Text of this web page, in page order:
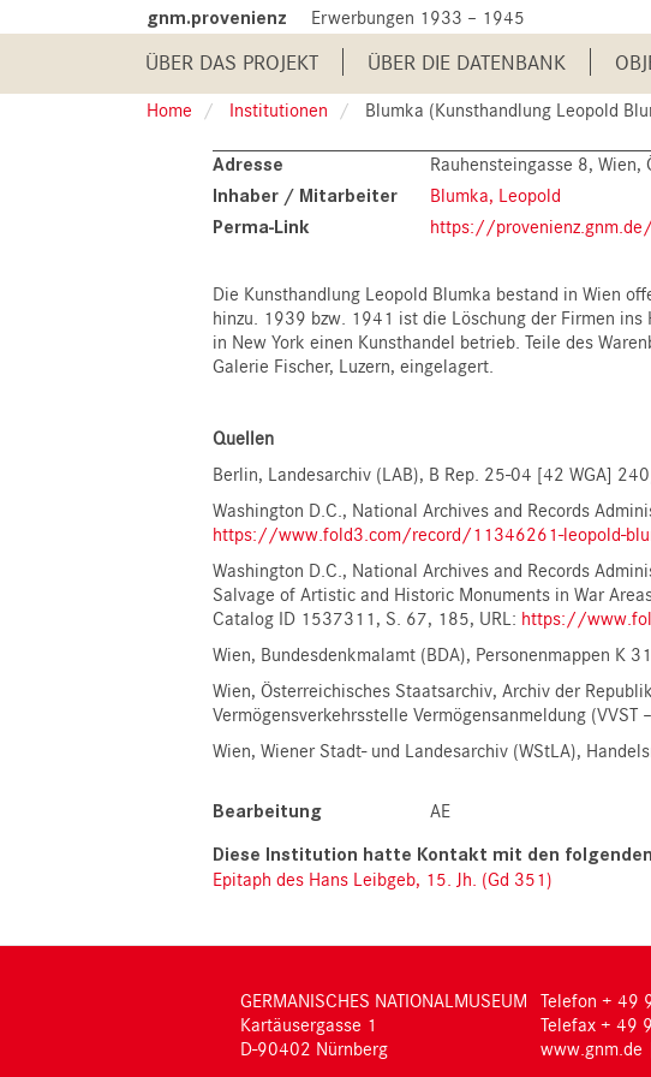
to
gnm.provenienz Erwerbungen 1933 – 1945
Main
navigation
ÜBER DAS PROJEKT ÜBER DIE DATENBANK
Home Institutionen Blumka (Kunsthandlung Leopold
Adresse Rauhensteingasse 8, Wien,
Inhaber / Mitarbeiter Blumka, Leopold
Perma-Link https://
Die Kunsthandlung Leopold Blumka bestand in Wien
hinzu. 1939 bzw. 1941 ist die Löschung der Firmen
in New York einen Kunsthandel betrieb. Teile des
Galerie Fischer, Luzern, eingelagert.
Quellen
Berlin, Landesarchiv (LAB), B Rep. 25-04 [42 WGA]
Washington D.C., National Archives and Records
https://www.fold3.com/record/11346261-leopold-
Washington D.C., National Archives and Records
Salvage of Artistic and Historic Monuments in War
Catalog ID 1537311, S. 67, 185, URL: https://
Wien, Bundesdenkmalamt (BDA), Personenmappen K
Wien, Österreichisches Staatsarchiv, Archiv der
Vermögensverkehrsstelle Vermögensanmeldung
Wien, Wiener Stadt- und Landesarchiv (WStLA),
Bearbeitung AE
Epitaph des Hans Leibgeb, 15. Jh. (Gd 351)
GERMANISCHES NATIONALMUSEUM
Kartäusergasse 1
D-90402 Nürnberg
Telefon + 49
Telefax + 49
www.gnm.de